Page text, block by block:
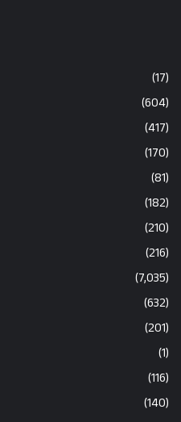
(17)
(604)
(417)
(170)
(81)
(182)
(210)
(216)
(7,035)
(632)
(201)
(1)
(116)
(140)